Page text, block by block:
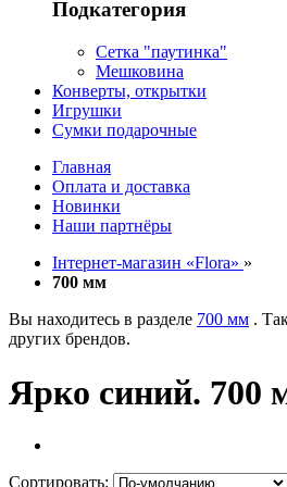
Подкатегория
Сетка "паутинка"
Мешковина
Конверты, открытки
Игрушки
Сумки подарочные
Главная
Оплата и доставка
Новинки
Наши партнёры
Інтернет-магазин «Flora» »
700 мм
Вы находитесь в разделе 700 мм .
других брендов.
Ярко синий. 700
Сортировать: